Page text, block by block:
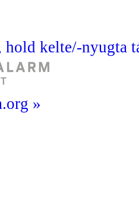
kelte/-nyugta
»